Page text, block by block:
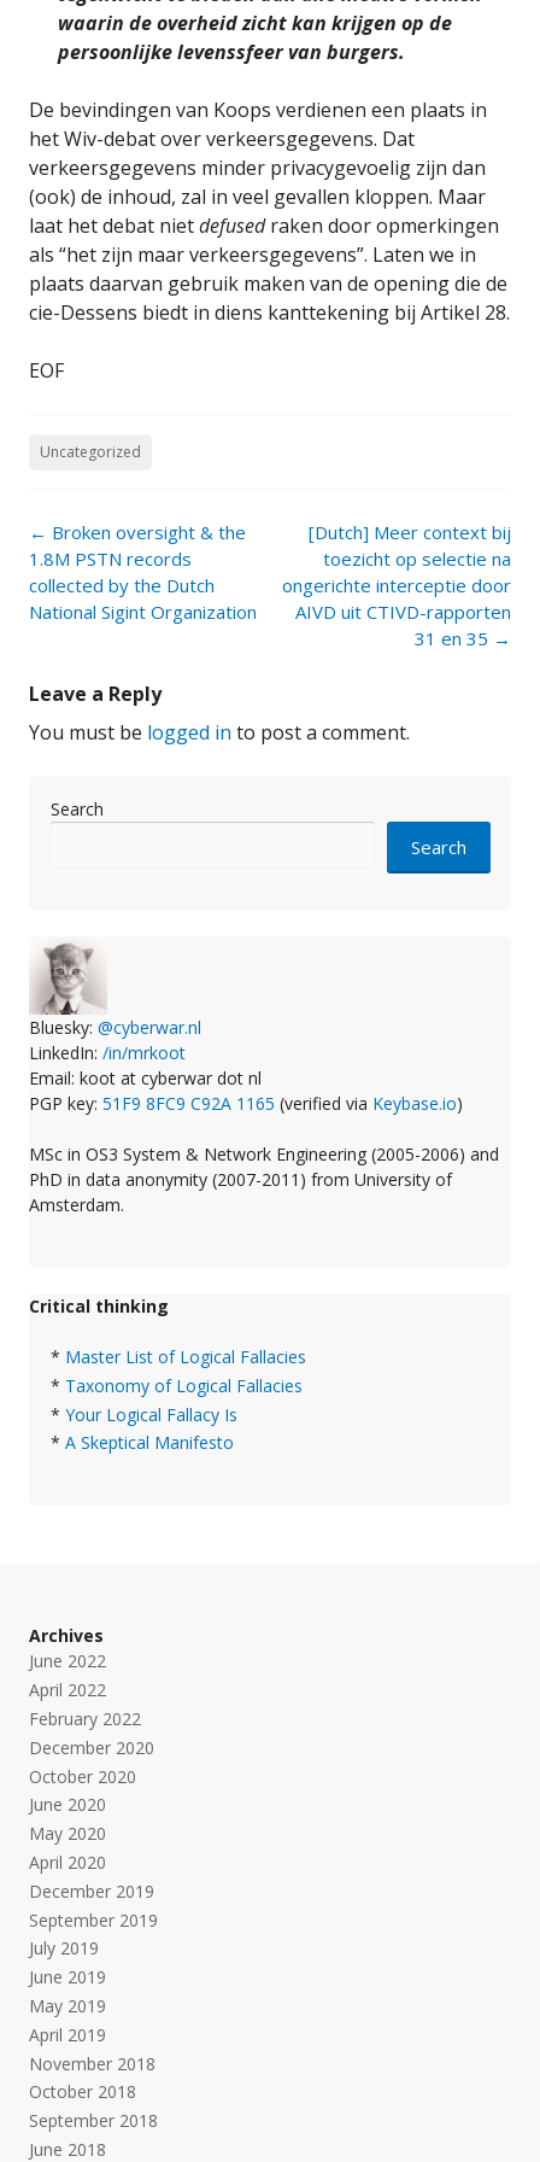
waarin de overheid zicht kan krijgen op de
persoonlijke levenssfeer van burgers.
De bevindingen van Koops verdienen een plaats in
het Wiv-debat over verkeersgegevens. Dat
verkeersgegevens minder privacygevoelig zijn dan
(ook) de inhoud, zal in veel gevallen kloppen. Maar
laat het debat nietdefusedraken door opmerkingen
als “het zijn maar verkeersgegevens”. Laten we in
plaats daarvan gebruik maken van de opening die de
cie-Dessens biedt in diens kanttekening bij Artikel 28.
EOF
Uncategorized
Post
navigation
← Broken oversight & the
1.8M PSTN records
collected by the Dutch
National Sigint Organization
[Dutch] Meer context bij
toezicht op selectie na
ongerichte interceptie door
AIVD uit CTIVD-rapporten
31 en 35 →
Leave a Reply
You must be logged in to post a comment.
Search
Search
Bluesky: @cyberwar.nl
LinkedIn: /in/mrkoot
Email: koot at cyberwar dot nl
PGP key: 51F9 8FC9 C92A 1165 (verified via Keybase.io)
MSc in OS3 System & Network Engineering (2005-2006) and
PhD in data anonymity (2007-2011) from University of
Amsterdam.
Critical thinking
* Master List of Logical Fallacies
* Taxonomy of Logical Fallacies
* Your Logical Fallacy Is
* A Skeptical Manifesto
Archives
June 2022
April 2022
February 2022
December 2020
October 2020
June 2020
May 2020
April 2020
December 2019
September 2019
July 2019
June 2019
May 2019
April 2019
November 2018
October 2018
September 2018
June 2018